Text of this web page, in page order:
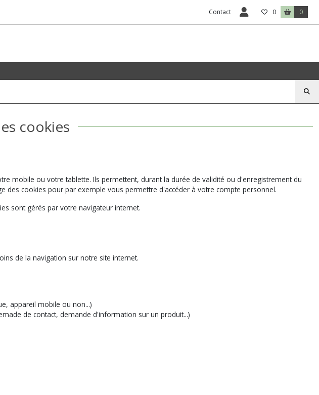
Contact 0 0
cookies
mobile ou votre tablette. Ils permettent, durant la durée de validité ou d'enregistrement du
cookies pour par exemple vous permettre d'accéder à votre compte personnel.
sont gérés par votre navigateur internet.
de la navigation sur notre site internet.
appareil mobile ou non...)
de contact, demande d'information sur un produit...)